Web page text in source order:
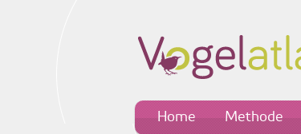
Home Methode